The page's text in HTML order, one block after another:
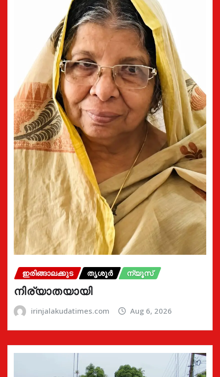
ഇരിങ്ങാലക്കുട തൃശൂർ ന്യൂസ്
നിര്യാതയായി
irinjalakudatimes.com Aug 6, 2026